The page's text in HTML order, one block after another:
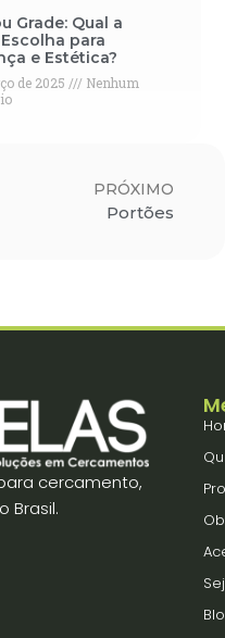
Grade: Qual a
para
e Estética?
de 2025
Nenhum
PRÓXIMO
Portões
cercamento,
Brasil.